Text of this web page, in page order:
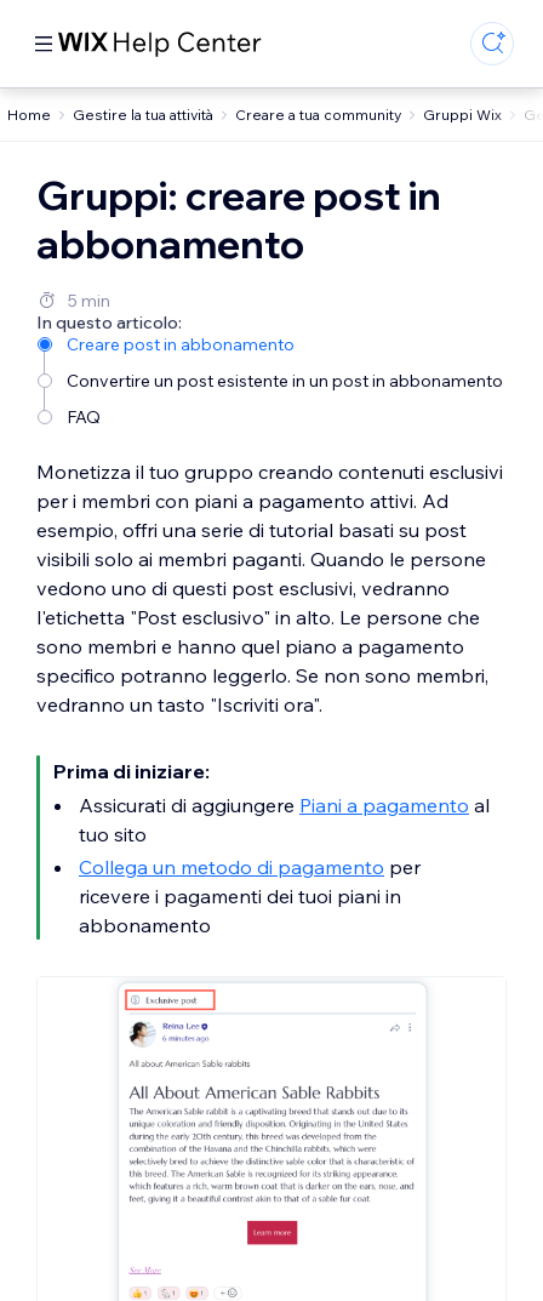
Home Gestire la tua attività Creare a tua community Gruppi Wix
Gruppi: creare post in
abbonamento
5 min
In questo articolo:
Creare post in abbonamento
Convertire un post esistente in un post in abbonamento
FAQ
Monetizza il tuo gruppo creando contenuti esclusivi
per i membri con piani a pagamento attivi. Ad
esempio, offri una serie di tutorial basati su post
visibili solo ai membri paganti. Quando le persone
vedono uno di questi post esclusivi, vedranno
l'etichetta "Post esclusivo" in alto. Le persone che
sono membri e hanno quel piano a pagamento
specifico potranno leggerlo. Se non sono membri,
vedranno un tasto "Iscriviti ora".
Prima di iniziare:
Assicurati di aggiungere Piani a pagamento al
tuo sito
Collega un metodo di pagamento per
ricevere i pagamenti dei tuoi piani in
abbonamento